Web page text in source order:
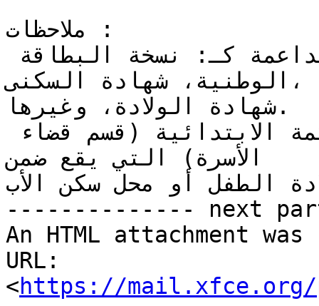
ملاحظات :
الوطنية، شهادة السكنى،
شهادة الولادة، وغيرها.
الأسرة) التي يقع ضمن
الطفل أو محل سكن الأب.
-------------- next
An HTML attachment
URL:
<https://mail.xfce.org/